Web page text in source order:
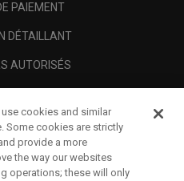
PAIEMENT
DÉTAILLANT
AUTORISÉS
cookies and similar
Some cookies are strictly
provide a more
the way our websites
operations; these will only